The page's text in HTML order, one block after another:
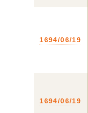
1694/06/19
1694/06/19